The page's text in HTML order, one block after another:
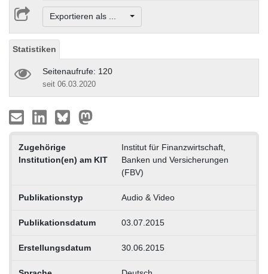
Exportieren als ...
Statistiken
Seitenaufrufe: 120
seit 06.03.2020
Zugehörige
Institution(en) am KIT
Institut für Finanzwirtschaft,
Banken und Versicherungen
(FBV)
Publikationstyp Audio & Video
Publikationsdatum 03.07.2015
Erstellungsdatum 30.06.2015